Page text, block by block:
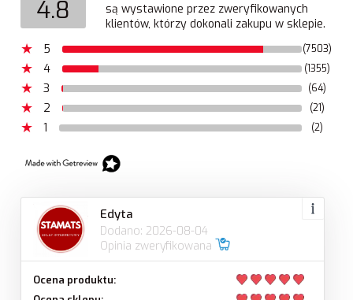
4.8
są wystawione przez zweryfikowanych
klientów, którzy dokonali zakupu w sklepie.
5
(7503)
4 (1355)
3 (64)
2 (21)
1 (2)
Edyta
Dodano: 2026-08-04
Opinia zweryfikowana
Ocena produktu: